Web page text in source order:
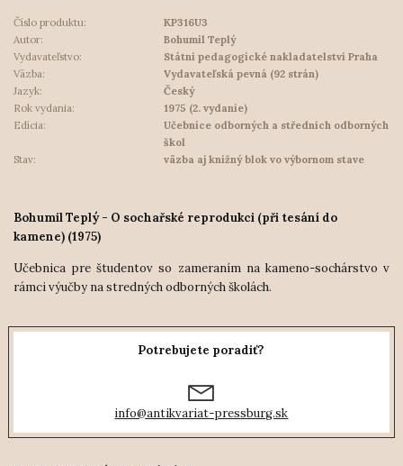
Číslo produktu:
KP316U3
Autor:
Bohumil Teplý
Vydavateľstvo:
Státní pedagogické nakladatelství Praha
Väzba:
Vydavateľská pevná (92 strán)
Jazyk:
Český
Rok vydania:
1975 (2. vydanie)
Edícia:
Učebnice odborných a středních odborných
škol
Stav:
väzba aj knižný blok vo výbornom stave
Bohumil Teplý - O sochařské reprodukci (při tesání do
kamene) (1975)
Učebnica pre študentov so zameraním na kameno-sochárstvo v
rámci výučby na stredných odborných školách.
Potrebujete poradiť?
info@antikvariat-pressburg.sk